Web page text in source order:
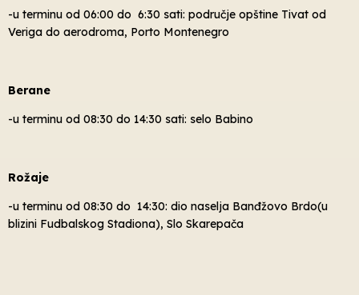
-u terminu od 06:00 do 6:30 sati: područje opštine Tivat od
Veriga do aerodroma, Porto Montenegro
Berane
-u terminu od 08:30 do 14:30 sati: selo Babino
Rožaje
-u terminu od 08:30 do 14:30: dio naselja Banđžovo Brdo(u
blizini Fudbalskog Stadiona), Slo Skarepača